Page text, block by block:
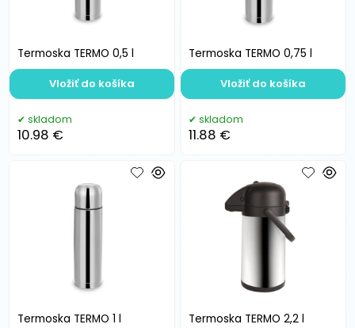
Termoska TERMO 0,5 l
skladom
10.98 €
Vložiť do košíka
Termoska TERMO 0,75 l
skladom
11.88 €
Vložiť do košíka
Termoska TERMO 1 l Termoska TERMO 2,2 l